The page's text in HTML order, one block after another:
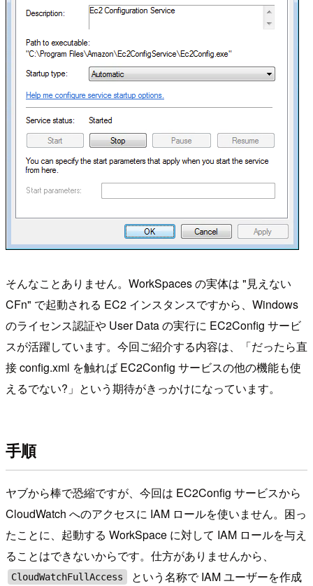
そんなことありません。WorkSpaces の実体は "見えない
CFn" で起動される EC2 インスタンスですから、Windows
のライセンス認証や User Data の実行に EC2Config サービ
スが活躍しています。今回ご紹介する内容は、「だったら直
接 config.xml を触れば EC2Config サービスの他の機能も使
えるでない?」という期待がきっかけになっています。
手順
ヤブから棒で恐縮ですが、今回は EC2Config サービスから
CloudWatch へのアクセスに IAM ロールを使いません。困っ
たことに、起動する WorkSpace に対して IAM ロールを与え
ることはできないからです。仕方がありませんから、
CloudWatchFullAccess
という名称で IAM ユーザーを作成